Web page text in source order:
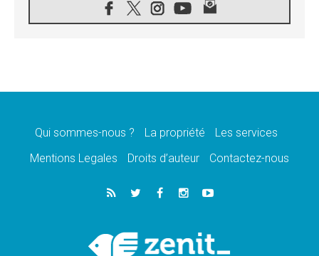
08.08.2026
Signis 2026, donner la parole aux religieuses
07.08.2026
07.08.2026
de l'Assomption et mémoire nationale
«La paix commence par l'empathie» estime
le cardinal Parolin
En Colombie, «la paix ne s'achète pas avec
une signature»
Qui sommes-nous ? La propriété
Les services
Mentions Legales
Droits d’auteur Contactez-nous